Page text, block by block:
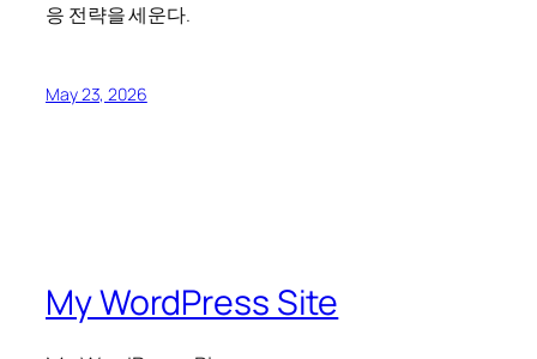
응 전략을 세운다.
May 23, 2026
My WordPress Site